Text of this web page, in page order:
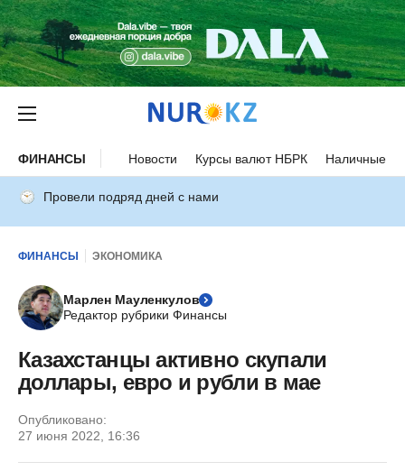
ФИНАНСЫ Новости Курсы валют НБРК Наличные
Провели подряд дней с нами
ФИНАНСЫ ЭКОНОМИКА
Марлен Мауленкулов
Редактор рубрики Финансы
Казахстанцы активно скупали
доллары, евро и рубли в мае
Опубликовано:
27 июня 2022, 16:36